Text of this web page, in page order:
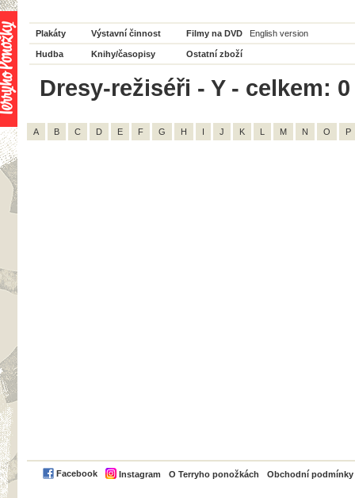
Plakáty Výstavní činnost Filmy na DVD English version
Hudba Knihy/časopisy Ostatní zboží
Dresy-režiséři - Y - celkem: 0
A B C D E F G H I J K L M N O P
Facebook Instagram O Terryho ponožkách Obchodní podmínky
PayPal